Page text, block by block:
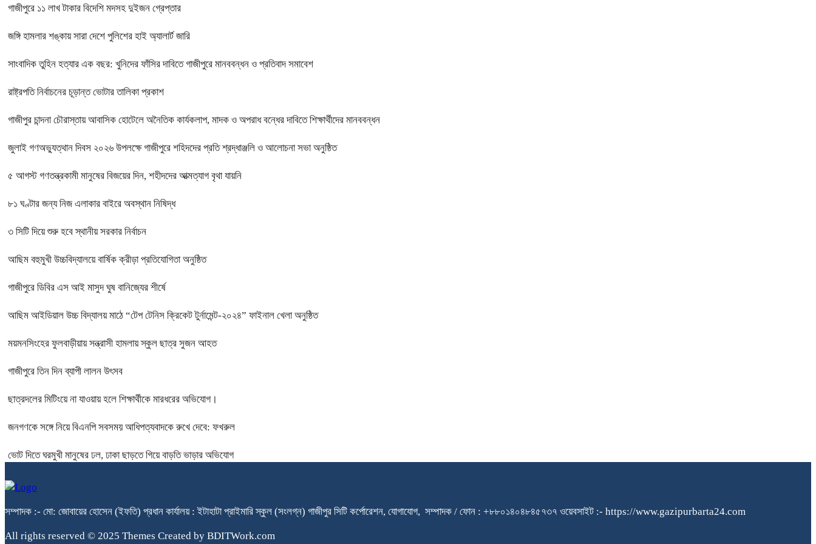
গাজীপুরে ১১ লাখ টাকার বিদেশি মদসহ দুইজন গ্রেপ্তার
জঙ্গি হামলার শঙ্কায় সারা দেশে পুলিশের হাই অ্যালার্ট জারি
সাংবাদিক তুহিন হত্যার এক বছর: খুনিদের ফাঁসির দাবিতে গাজীপুরে মানববন্ধন ও প্রতিবাদ সমাবেশ
রাষ্ট্রপতি নির্বাচনের চূড়ান্ত ভোটার তালিকা প্রকাশ
গাজীপুর চান্দনা চৌরাস্তায় আবাসিক হোটেলে অনৈতিক কার্যকলাপ, মাদক ও অপরাধ বন্ধের দাবিতে শিক্ষার্থীদের মানববন্ধন
জুলাই গণঅভ্যুত্থান দিবস ২০২৬ উপলক্ষে গাজীপুরে শহিদদের প্রতি শ্রদ্ধাঞ্জলি ও আলোচনা সভা অনুষ্ঠিত
৫ আগস্ট গণতন্ত্রকামী মানুষের বিজয়ের দিন, শহীদদের আত্মত্যাগ বৃথা যায়নি
৮১ ঘণ্টার জন্য নিজ এলাকার বাইরে অবস্থান নিষিদ্ধ
৩ সিটি দিয়ে শুরু হবে স্থানীয় সরকার নির্বাচন
আছিম বহুমুখী উচ্চবিদ্যালয়ে বার্ষিক ক্রীড়া প্রতিযোগিতা অনুষ্ঠিত
গাজীপুরে ডিবির এস আই মাসুদ ঘুষ বানিজ্যের শীর্ষে
আছিম আইডিয়াল উচ্চ বিদ্যালয় মাঠে “টেপ টেনিস ক্রিকেট টুর্নামেন্ট-২০২৪” ফাইনাল খেলা অনুষ্ঠিত
ময়মনসিংহের ফুলবাড়ীয়ায় সন্ত্রাসী হামলায় স্কুল ছাত্র সুজন আহত
গাজীপুরে তিন দিন ব্যাপী লালন উৎসব
ছাত্রদলের মিটিংয়ে না যাওয়ায় হলে শিক্ষার্থীকে মারধরের অভিযোগ।
জনগণকে সঙ্গে নিয়ে বিএনপি সবসময় আধিপত্যবাদকে রুখে দেবে: ফখরুল
ভোট দিতে ঘরমুখী মানুষের ঢল, ঢাকা ছাড়তে গিয়ে বাড়তি ভাড়ার অভিযোগ
সম্পাদক :- মো: জোবায়ের হোসেন (ইফতি) প্রধান কার্যালয় : ইটাহাটা প্রাইমারি স্কুল (সংলগ্ন) গাজীপুর সিটি কর্পোরেশন, যোগাযোগ, সম্পাদক / ফোন : +৮৮০১৪০৪৮৪৫৭৩৭ ওয়েবসাইট :- https://www.gazipurbarta24.com
All rights reserved © 2025 Themes Created by BDITWork.com